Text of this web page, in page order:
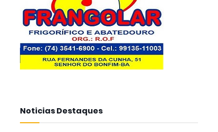
Noticias Destaques